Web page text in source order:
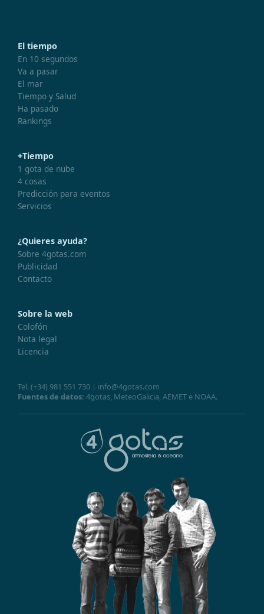
El tiempo
En 10 segundos
Va a pasar
El mar
Tiempo y Salud
Ha pasado
Rankings
+Tiempo
1 gota de nube
4 cosas
Predicción para eventos
Servicios
¿Quieres ayuda?
Sobre 4gotas.com
Publicidad
Contacto
Sobre la web
Colofón
Nota legal
Licencia
Tel.(+34) 981 551 730 | info@4gotas.com
Fuentes de datos: 4gotas, MeteoGalicia,AEMET e NOAA.